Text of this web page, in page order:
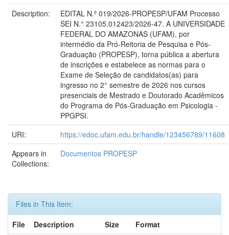
Description:
EDITAL N.º 019/2026-PROPESP/UFAM Processo
SEI N.° 23105.012423/2026-47. A UNIVERSIDADE
FEDERAL DO AMAZONAS (UFAM), por
intermédio da Pró-Reitoria de Pesquisa e Pós-
Graduação (PROPESP), torna pública a abertura
de inscrições e estabelece as normas para o
Exame de Seleção de candidatos(as) para
ingresso no 2° semestre de 2026 nos cursos
presenciais de Mestrado e Doutorado Acadêmicos
do Programa de Pós-Graduação em Psicologia -
PPGPSI.
URI:
https://edoc.ufam.edu.br/handle/123456789/11608
Appears in
Collections:
Documentos PROPESP
Files in This Item:
File
Description Size
Format